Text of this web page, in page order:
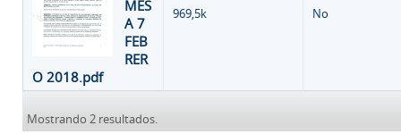
MES
A 7
FEB
RER
O 2018.pdf
969,5k No
Mostrando 2 resultados.